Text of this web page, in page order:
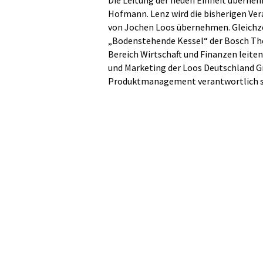
Hofmann. Lenz wird die bisherigen
von Jochen Loos übernehmen.
„Bodenstehende Kessel“ der Bosch
Bereich Wirtschaft und Finanzen
und Marketing der Loos Deutschland
Produktmanagement verantwortlich